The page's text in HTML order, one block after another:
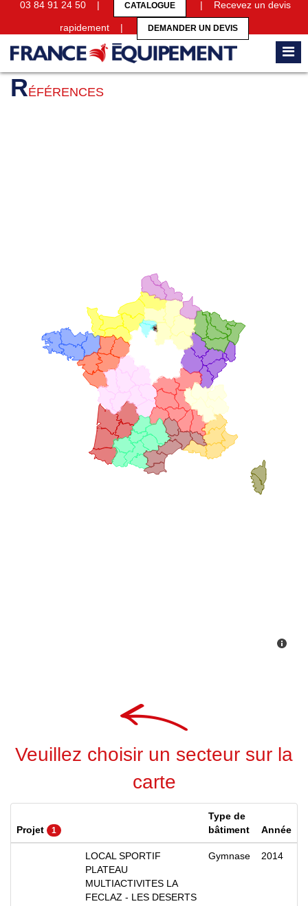
03 84 91 24 50 | CATALOGUE | Recevez un devis
rapidement | DEMANDER UN DEVIS
Accueil Références
RÉFÉRENCES
Veuillez choisir un secteur sur la
carte
Projet 1
Type de
bâtiment
Année
LOCAL SPORTIF
PLATEAU
MULTIACTIVITES LA
FECLAZ - LES DESERTS
Gymnase 2014